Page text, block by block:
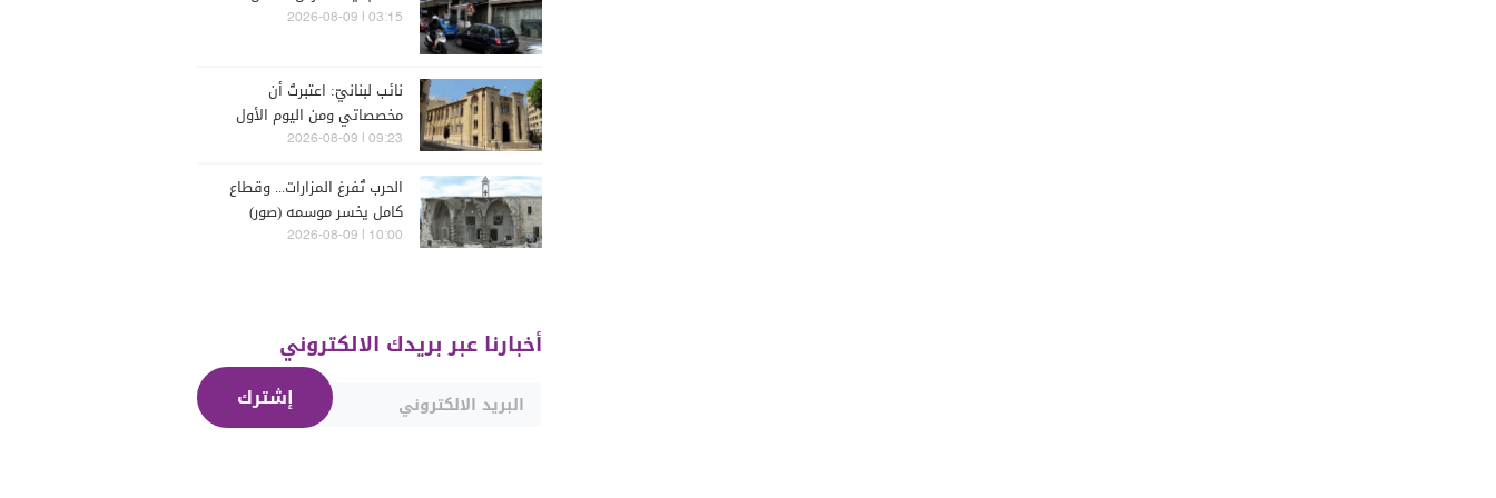
03:15 | 2026-08-09
نائب لبنانيّ: اعتبرتُ أن
مخصصاتي ومن اليوم الأول
هي ملك للشعب اللبنانيّ
09:23 | 2026-08-09
الحرب تُفرغ المزارات... وقطاع
كامل يخسر موسمه (صور)
10:00 | 2026-08-09
أخبارنا عبر بريدك الالكتروني
إشترك